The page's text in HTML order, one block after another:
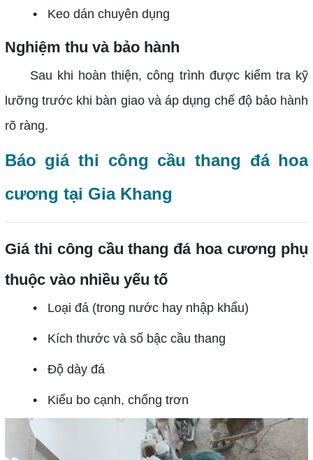
• Keo dán chuyên dụng
Nghiệm thu và bảo hành
Sau khi hoàn thiện, công trình được kiểm tra kỹ
lưỡng trước khi bàn giao và áp dụng chế độ bảo hành
rõ ràng.
Báo giá thi công cầu thang đá hoa
cương tại Gia Khang
Giá thi công cầu thang đá hoa cương phụ
thuộc vào nhiều yếu tố
• Loại đá (trong nước hay nhập khẩu)
• Kích thước và số bậc cầu thang
• Độ dày đá
• Kiểu bo cạnh, chống trơn